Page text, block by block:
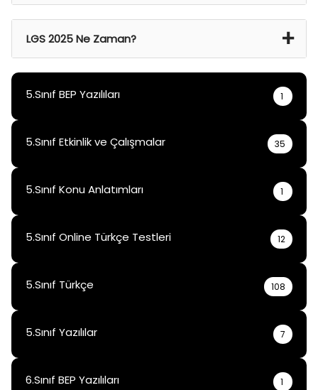
LGS 2025 Ne Zaman?
5.Sınıf BEP Yazılıları
1
5.Sınıf Etkinlik ve Çalışmalar 35
5.Sınıf Konu Anlatımları 1
5.Sınıf Online Türkçe Testleri 12
5.Sınıf Türkçe 108
5.Sınıf Yazılılar 7
6.Sınıf BEP Yazılıları 1